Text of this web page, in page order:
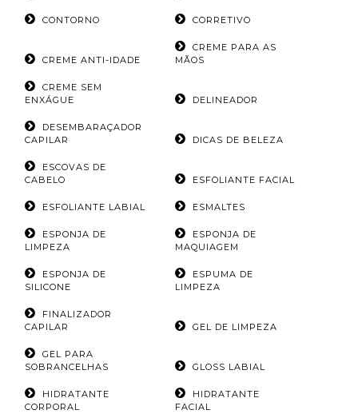
CONTORNO CORRETIVO
CREME ANTI-IDADE
CREME PARA AS
MÃOS
CREME SEM
ENXÁGUE
DELINEADOR
DESEMBARAÇADOR
CAPILAR
DICAS DE BELEZA
ESCOVAS DE
CABELO
ESFOLIANTE FACIAL
ESFOLIANTE LABIAL ESMALTES
ESPONJA DE
LIMPEZA
ESPONJA DE
MAQUIAGEM
ESPONJA DE
SILICONE
ESPUMA DE
LIMPEZA
FINALIZADOR
CAPILAR
GEL DE LIMPEZA
GEL PARA
SOBRANCELHAS
GLOSS LABIAL
HIDRATANTE
CORPORAL
HIDRATANTE
FACIAL